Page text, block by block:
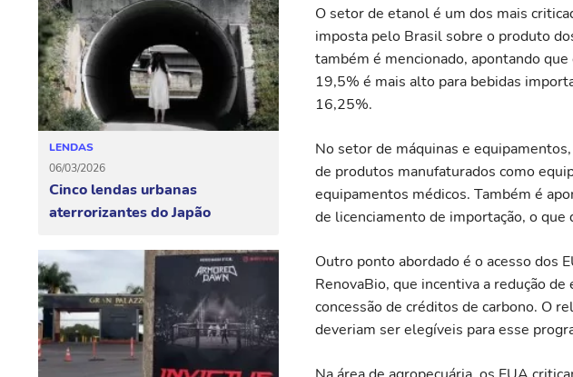
LENDAS
06/03/2026
Cinco lendas urbanas
aterrorizantes do Japão
O setor de etanol é um dos mais
imposta pelo Brasil sobre o produto
também é mencionado, apontando
19,5% é mais alto para bebidas
16,25%.
No setor de máquinas e
de produtos manufaturados como
equipamentos médicos. Também é
de licenciamento de importação, o
Outro ponto abordado é o acesso dos
RenovaBio, que incentiva a redução
concessão de créditos de carbono. O
deveriam ser elegíveis para esse